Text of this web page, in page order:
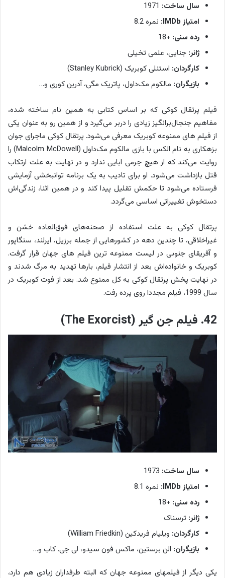
سال ساخت:
امتیاز IMDb:
نمره 8.2
رده سنی: +18
ژانر: جنایی، علمی تخیلی
کارگردان: استنلی کوبریک (Stanley Kubrick)
بازیگران: مالکوم مک‌داول، پاتریک مگی، آدرین کوری و…
فیلم پرتقال کوکی که بر اساس کتابی به همین نام ساخته شده،
مفاهیم جنجال‌برانگیز زیادی را دربر می‌گیرد و از همین رو به عنوان یکی
از فیلم های ممنوعه کوبریک معرفی می‌شود. پرتقال کوکی ماجرای جوان
بزهکاری به نام الکس با بازی مالکوم مک‎‌داول (Malcolm McDowell) را
روایت می‌کند که از هیچ جرمی ابایی ندارد و در نهایت به علت ارتکاب
قتل بازداشت می‌شود. او برای تادیب به یک برنامه توانبخشی آزمایشی
فرستاده می‎‌شود تا حکمش تقلیل پیدا کند و در همین اثنا، زندگی‌اش
دستخوش تغییراتی اساسی می‌گردد.
پرتقال کوکی به علت استفاده از صحنه‌های فوق‌العاده خشن و
غیراخلاقی، تا چندین دهه در کشورهایی از جمله برزیل، ایرلند، سنگاپور
و آفریقای جنوبی در لیست ممنوعه ترین فیلم های جهان قرار گرفت.
کوبریک و خانواده‌اش بعد از انتشار فیلم، بارها تهدید به مرگ شدند و
در نهایت پخش پرتقال کوکی به کل ممنوع شد. بعد از فوت کوبریک در
سال 1999، فیلم مجددا روی پرده رفت.
42. فیلم جن گیر (The Exorcist)
سال ساخت:
امتیاز IMDb:
نمره 8.1
رده سنی: +18
ژانر: ترسناک
کارگردان: ویلیام فریدکین (William Friedkin)
بازیگران: الن برستین، ماکس فون سیدو، لی جی. کاب و…
یکی دیگر از فیلمهای ممنوعه جهان که البته طرفداران زیادی هم دارد،